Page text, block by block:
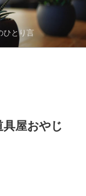
ひとり言
屋おやじ